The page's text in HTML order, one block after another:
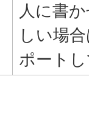
人に書
しい場
ポート